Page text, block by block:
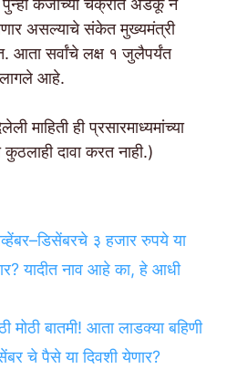
पुन्हा कर्जाच्या चक्रात अडकू न
असल्याचे संकेत मुख्यमंत्री
आता सर्वांचे लक्ष १ जुलैपर्यंत
लागले आहे.
माहिती ही प्रसारमाध्यमांच्या
दावा करत नाही.)
३ हजार रुपये या
यादीत नाव आहे का, हे आधी
मोठी बातमी! आता लाडक्या बहिणी
चे पैसे या दिवशी येणार?